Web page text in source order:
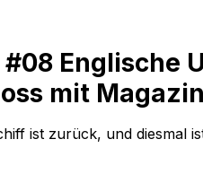
Englische
mit
ist zurück, und